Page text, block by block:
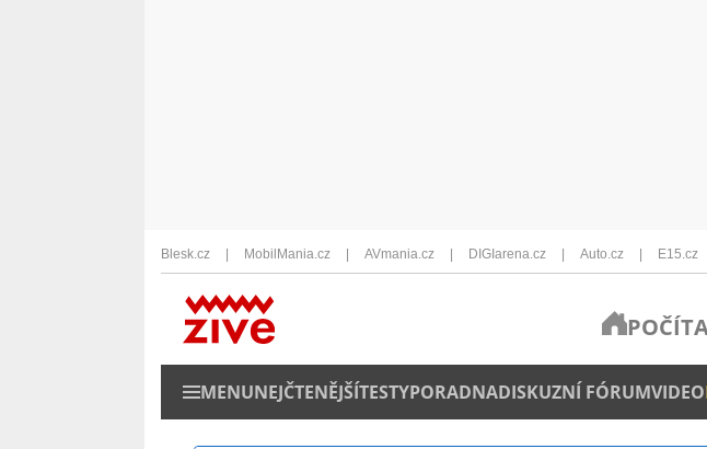
Blesk.cz MobilMania.cz AVmania.cz DIGIarena.cz Auto.cz E15.cz
MENUNEJČTENĚJŠÍTESTYPORADNADISKUZNÍ FÓRUMVIDEO